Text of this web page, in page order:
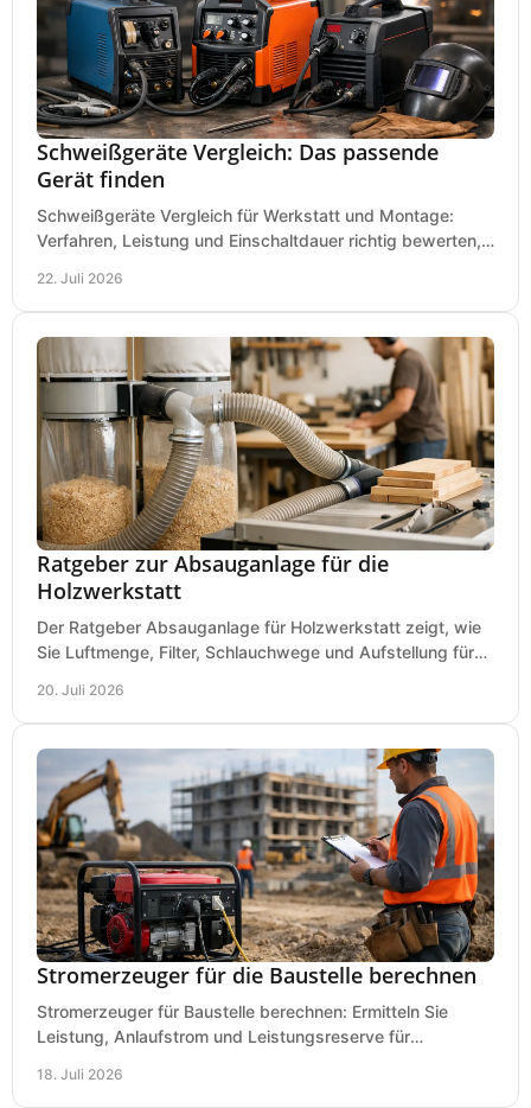
Schweißgeräte Vergleich: Das passende
Gerät finden
Schweißgeräte Vergleich für Werkstatt und Montage:
Verfahren, Leistung und Einschaltdauer richtig bewerten,
22. Juli 2026
Ratgeber zur Absauganlage für die
Holzwerkstatt
Der Ratgeber Absauganlage für Holzwerkstatt zeigt, wie
Sie Luftmenge, Filter, Schlauchwege und Aufstellung für
20. Juli 2026
Stromerzeuger für die Baustelle berechnen
Stromerzeuger für Baustelle berechnen: Ermitteln Sie
Leistung, Anlaufstrom und Leistungsreserve für
18. Juli 2026